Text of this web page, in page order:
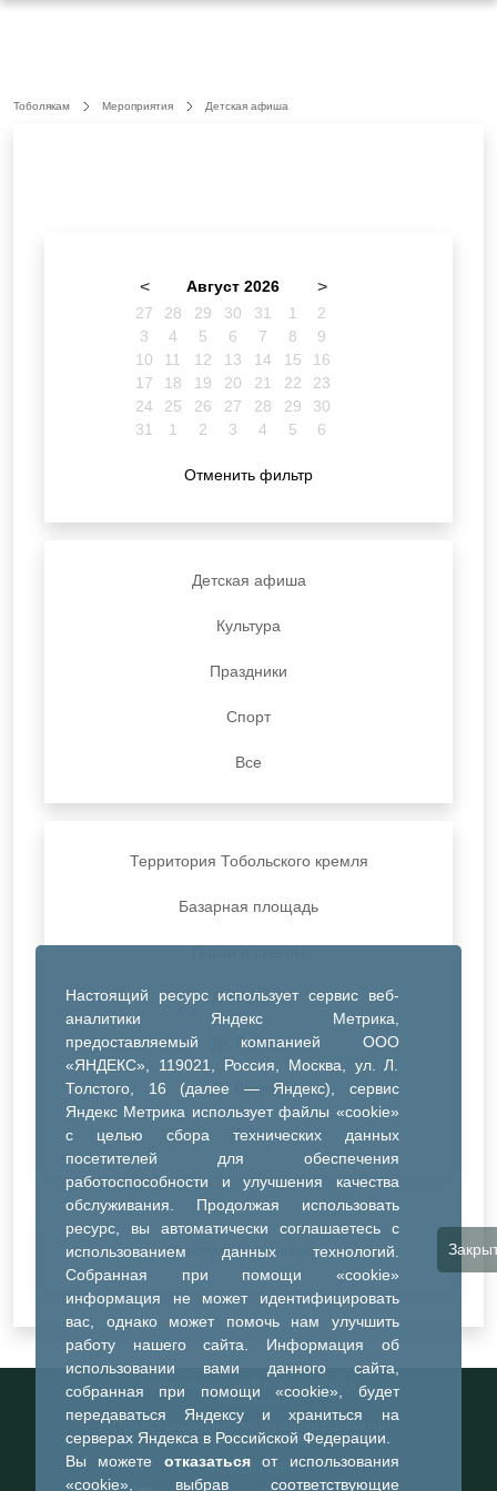
Настоящий ресурс использует сервис веб-
аналитики Яндекс Метрика,
предоставляемый компанией ООО
«ЯНДЕКС», 119021, Россия, Москва, ул. Л.
Толстого, 16 (далее — Яндекс), сервис
Яндекс Метрика использует файлы «cookie»
с целью сбора технических данных
посетителей для обеспечения
работоспособности и улучшения качества
обслуживания. Продолжая использовать
ресурс, вы автоматически соглашаетесь с
использованием данных технологий.
Собранная при помощи «cookie»
информация не может идентифицировать
вас, однако может помочь нам улучшить
работу нашего сайта. Информация об
использовании вами данного сайта,
собранная при помощи «cookie», будет
передаваться Яндексу и храниться на
серверах Яндекса в Российской Федерации.
Вы можете отказатьсяот использования
«cookie», выбрав соответствующие
Тоболякам Мероприятия Детская афиша
< Август 2026 >
27 28 29 30 31 1
2
3
4 5 6 7 8
9
10
11 12 13 14 15
16
17
18 19 20 21 22
23
24
25 26 27 28 29
30
31
1 2 3 4 5 6
Отменить фильтр
Детская афиша
Культура
Праздники
Спорт
Все
Территория Тобольского кремля
Базарная площадь
ДК Синтез
ДК Речник
ДК Водник
Иное
Очистить все фильтры
Информационный портал города
Тобольска
При использовании материалов ссылка на
портал обязательна
©2023-2026